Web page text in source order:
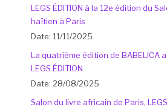
LEGS ÉDITION à la 12e édition du
haïtien à Paris
Date: 11/11/2025
La quatrième édition de BABELICA
LEGS ÉDITION
Date: 28/08/2025
Salon du livre africain de Paris, LEGS